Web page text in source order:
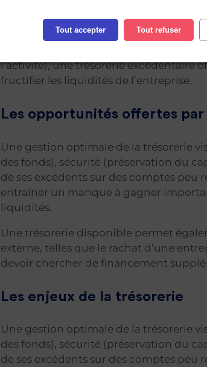
Au-delà de ses fonctions premières
l’activité), une trésorerie excédentaire
fructifier les liquidités de l’entreprise.
Les opportunités offertes
Une gestion optimale de la trésorerie
des fonds), sécurité (préservation du
de ses excédents sur des comptes
entraîner un manque à gagner
liquidités.
Une trésorerie disponible permet
externe, telles que le rachat d’une
devoir chercher de financement
Les enjeux de la trésorerie
Une gestion optimale de la trésorerie
des fonds), sécurité (préservation du
de ses excédents sur des comptes
Tout accepter Tout refuser